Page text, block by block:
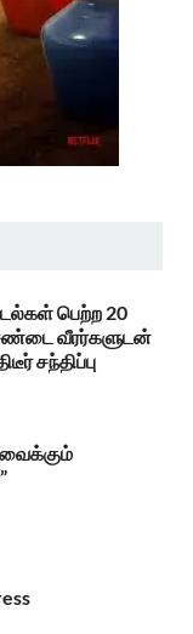
பெற்ற 20
வீரர்களுடன்
சந்திப்பு
வைக்கும்